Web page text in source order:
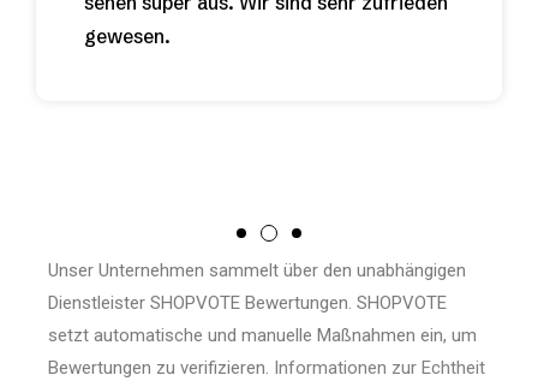
gewesen.
Unser Unternehmen sammelt über den unabhängigen
Dienstleister SHOPVOTE Bewertungen. SHOPVOTE
setzt automatische und manuelle Maßnahmen ein, um
Bewertungen zu verifizieren. Informationen zur Echtheit